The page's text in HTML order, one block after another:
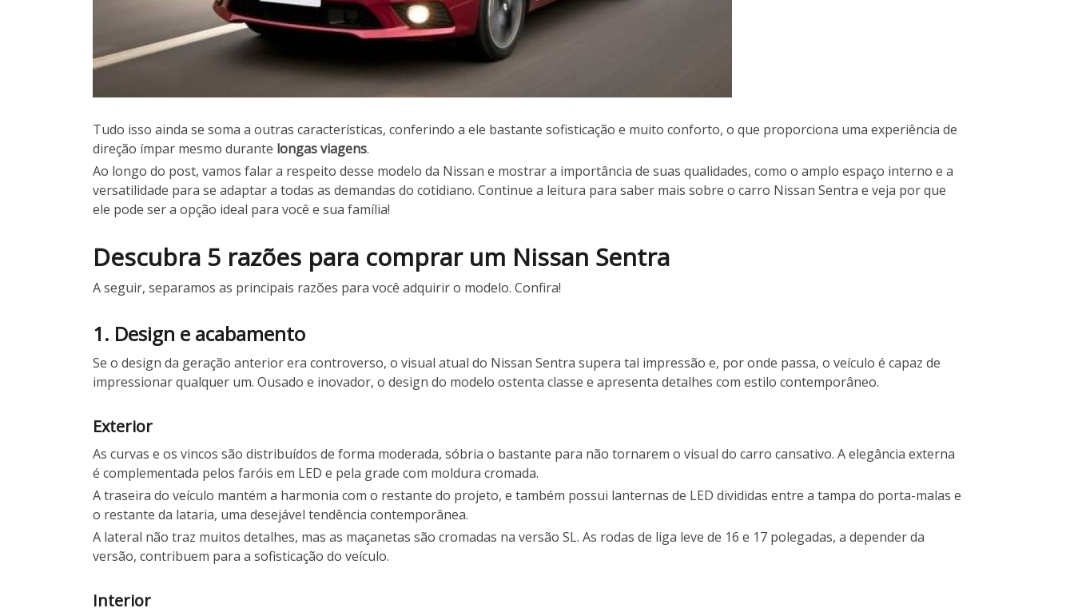
Tudo isso ainda se soma a outras características, conferindo a ele bastante sofisticação e muito conforto, o que proporciona uma experiência de
direção ímpar mesmo durante longas viagens.
Ao longo do post, vamos falar a respeito desse modelo da Nissan e mostrar a importância de suas qualidades, como o amplo espaço interno e a
versatilidade para se adaptar a todas as demandas do cotidiano. Continue a leitura para saber mais sobre o carro Nissan Sentra e veja por que
ele pode ser a opção ideal para você e sua família!
Descubra 5 razões para comprar um Nissan Sentra
A seguir, separamos as principais razões para você adquirir o modelo. Confira!
1. Design e acabamento
Se o design da geração anterior era controverso, o visual atual do Nissan Sentra supera tal impressão e, por onde passa, o veículo é capaz de
impressionar qualquer um. Ousado e inovador, o design do modelo ostenta classe e apresenta detalhes com estilo contemporâneo.
Exterior
As curvas e os vincos são distribuídos de forma moderada, sóbria o bastante para não tornarem o visual do carro cansativo. A elegância externa
é complementada pelos faróis em LED e pela grade com moldura cromada.
A traseira do veículo mantém a harmonia com o restante do projeto, e também possui lanternas de LED divididas entre a tampa do porta-malas e
o restante da lataria, uma desejável tendência contemporânea.
A lateral não traz muitos detalhes, mas as maçanetas são cromadas na versão SL. As rodas de liga leve de 16 e 17 polegadas, a depender da
versão, contribuem para a sofisticação do veículo.
Interior